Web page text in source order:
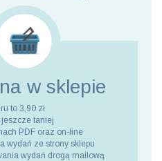
w sklepie
to 3,90 zł
taniej
PDF oraz on-line
wydań ze strony sklepu
wydań drogą mailową